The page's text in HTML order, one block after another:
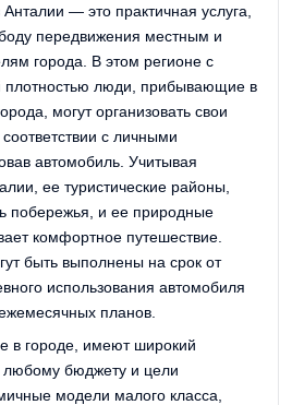
— это практичная услуга,
передвижения местным и
города. В этом регионе с
плотностью люди, прибывающие в
могут организовать свои
с личными
автомобиль. Учитывая
ее туристические районы,
побережья, и ее природные
комфортное путешествие.
быть выполнены на срок от
использования автомобиля
планов.
в городе, имеют широкий
бюджету и цели
модели малого класса,